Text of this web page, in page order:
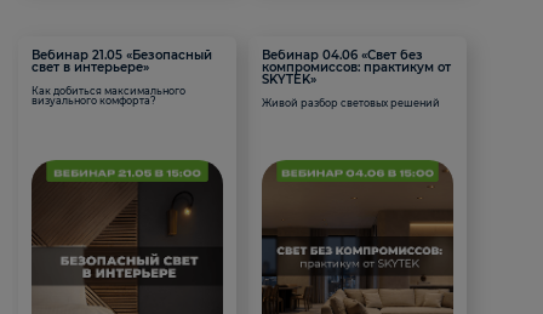
Вебинар 21.05 «Безопасный
свет в интерьере»
Как добиться максимального
визуального комфорта?
Вебинар 04.06 «Свет без
компромиссов: практикум от
SKYTEK»
Живой разбор световых решений